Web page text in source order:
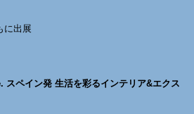
に出展
ペイン発 生活を彩るインテリア&エクス